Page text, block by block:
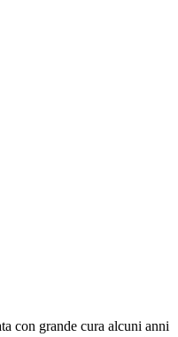
con grande cura alcuni anni